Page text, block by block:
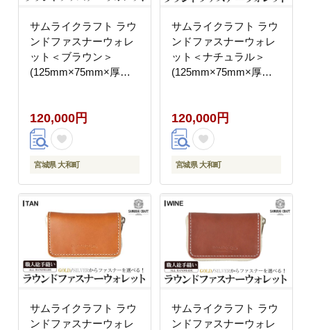
サムライクラフト ラウ
ンドファスナーウォレ
ット＜ブラウン＞
(125mm×75mm×厚み
サイフ ギフト 日本製
手縫い ハンドメイド フ
ァッション 小物
Samurai Craft【株式会
brown
120,000円
宮城県 大和町
サムライクラフト ラウ
ンドファスナーウォレ
ット＜ナチュラル＞
(125mm×75mm×厚み
サイフ ギフト 日本製
手縫い ハンドメイド フ
ァッション 小物
Samurai Craft【株式会
natural
120,000円
宮城県 大和町
サムライクラフト ラウ
ンドファスナーウォレ
サムライクラフト ラウ
ンドファスナーウォレ